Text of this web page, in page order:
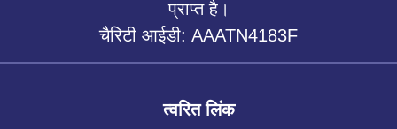
प्राप्त है।
चैरिटी आईडी: AAATN4183F
त्वरित लिंक